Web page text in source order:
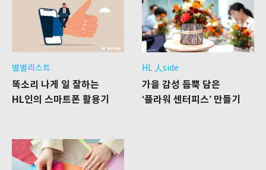
별별리스트
똑소리 나게 일 잘하는
HL인의 스마트폰 활용기
HL 人side
가을 감성 듬뿍 담은
‘플라워 센터피스’ 만들기